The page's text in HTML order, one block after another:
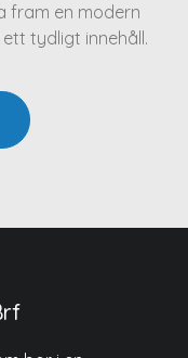
fram en modern
tydligt innehåll.